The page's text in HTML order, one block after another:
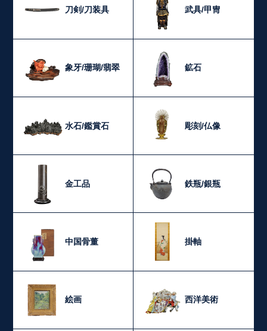
刀剣/刀装具 武具/甲冑
象牙/珊瑚/翡翠 鉱石
水石/鑑賞石 彫刻/仏像
金工品 鉄瓶/銀瓶
中国骨董 掛軸
絵画 西洋美術